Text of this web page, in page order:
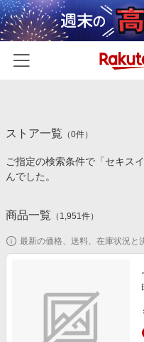
カテゴリー一覧
百貨店・総合ECモール
食品・スイーツ・お酒
コスメ・健康・医薬品
家電・PC・スマホ・カメラ
イベント一覧
初回購入者限定特典
対象ストア新規限定特典
楽天ペイ導入ストア
楽天サービス特集
ストア一覧 （0件）
ご指定の検索条件で「セキス
んでした。
商品一覧 （ 1,951件）
最新の価格、送料、在庫状況と